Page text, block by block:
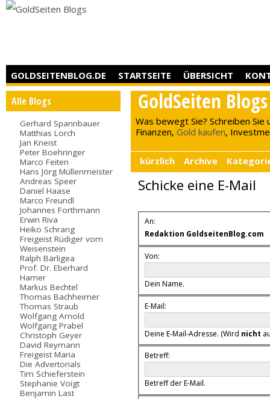
GOLDSEITENBLOG.DE STARTSEITE ÜBERSICHT
Alle Blogs
Gerhard Spannbauer
Matthias Lorch
Jan Kneist
Peter Boehringer
Marco Feiten
Hans Jörg Müllenmeister
Andreas Speer
Daniel Haase
Marco Freundl
Johannes Forthmann
Erwin Riva
Heiko Schrang
Freigeist Rüdiger vom
Weisenstein
Ralph Bärligea
Prof. Dr. Eberhard
Hamer
Markus Bechtel
Thomas Bachheimer
Thomas Straub
Wolfgang Arnold
Wolfgang Prabel
Christoph Geyer
David Reymann
Freigeist Maria
Die Advertorials
Tim Schieferstein
Stephanie Voigt
Benjamin Last
GoldSeiten Blogs
Was bewegt Sie? Schreiben Sie
Finanzen,Gold kaufen,
kürzlich Archive
Schicke eine E-Mail
An:
Redaktion GoldseitenBlog.com
Von:
Dein Name.
E-Mail:
Deine E-Mail-Adresse. (Wird nicht
Betreff:
Betreff der E-Mail.